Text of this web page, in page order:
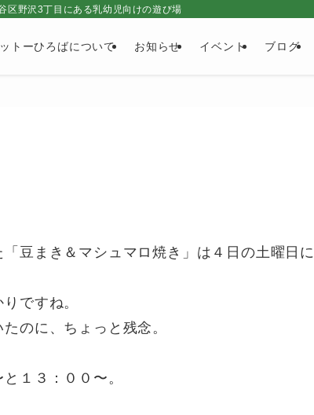
区野沢3丁目にある乳幼児向けの遊び場
トーひろばについて お知らせ イベント ブログ
「豆まき＆マシュマロ焼き」 は４日の土曜日に
ですね。
のに、ちょっと残念。
１３：００〜。